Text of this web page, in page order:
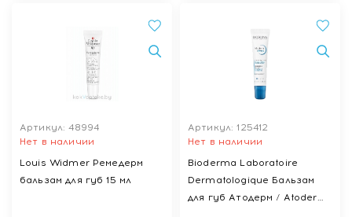
Артикул: 48994
Нет в наличии
Louis Widmer Ремедерм
бальзам для губ 15 мл
Артикул: 125412
Нет в наличии
Bioderma Laboratoire
Dermatologique Бальзам
для губ Атодерм / Atoderm